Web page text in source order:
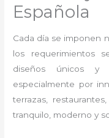
Española
Cada día se imponen
los requerimientos
diseños únicos y
especialmente por
terrazas,
tranquilo, moderno y